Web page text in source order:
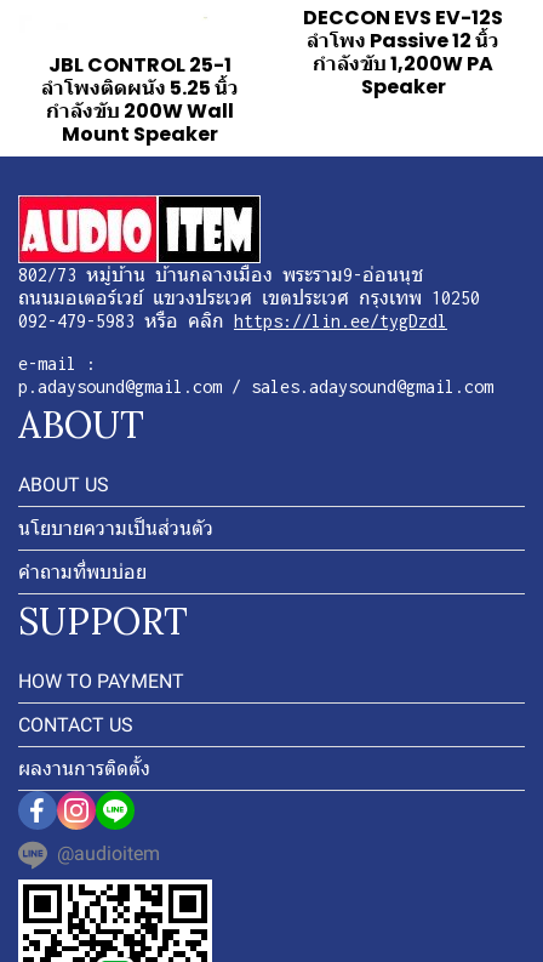
JBL CONTROL 25-1
ลำโพงติดผนัง 5.25 นิ้ว
กำลังขับ 200W Wall
Mount Speaker
DECCON EVS EV-12S
ลำโพง Passive 12 นิ้ว
กำลังขับ 1,200W PA
Speaker
802/73 หมู่บ้าน บ้านกลางเมือง พระราม9-อ่อนนุช
ถนนมอเตอร์เวย์ แขวงประเวศ เขตประเวศ กรุงเทพ 10250
092-479-5983 หรือ คลิก
https://lin.ee/tygDzdl
e-mail :
p.adaysound@gmail.com / sales.adaysound@gmail.com
ABOUT
ABOUT US
นโยบายความเป็นส่วนตัว
คำถามที่พบบ่อย
SUPPORT
HOW TO PAYMENT
CONTACT US
ผลงานการติดตั้ง
@audioitem